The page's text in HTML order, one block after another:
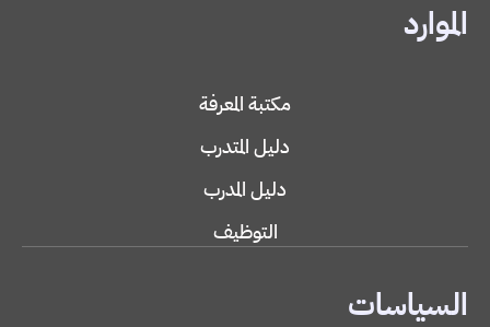
الموارد
مكتبة المعرفة
دليل المتدرب
دليل المدرب
التوظيف
السياسات